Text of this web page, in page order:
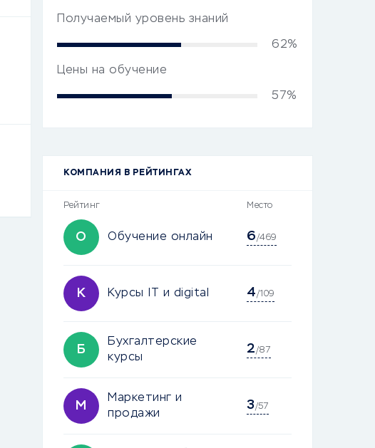
Получаемый уровень знаний
62%
Цены на обучение
57%
КОМПАНИЯ В РЕЙТИНГАХ
Рейтинг Место
О Обучение онлайн 6/469
К Курсы IT и digital 4/109
Б
Бухгалтерские
курсы
2/87
М
Маркетинг и
продажи
3/57